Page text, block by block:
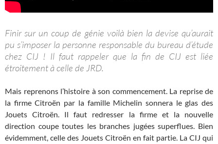
Finir sur un coup de génie voilà bien la devise qu’aurait
pu s’imposer la personne responsable du bureau d’étude
chez CIJ ! Il faut rappeler que la fin de CIJ est liée
étroitement à celle de JRD.
Mais reprenons l’histoire à son commencement. La reprise de
la firme Citroën par la famille Michelin sonnera le glas des
Jouets Citroën. Il faut redresser la firme et la nouvelle
direction coupe toutes les branches jugées superflues. Bien
évidemment, celle des Jouets Citroën en fait partie. La CIJ qui